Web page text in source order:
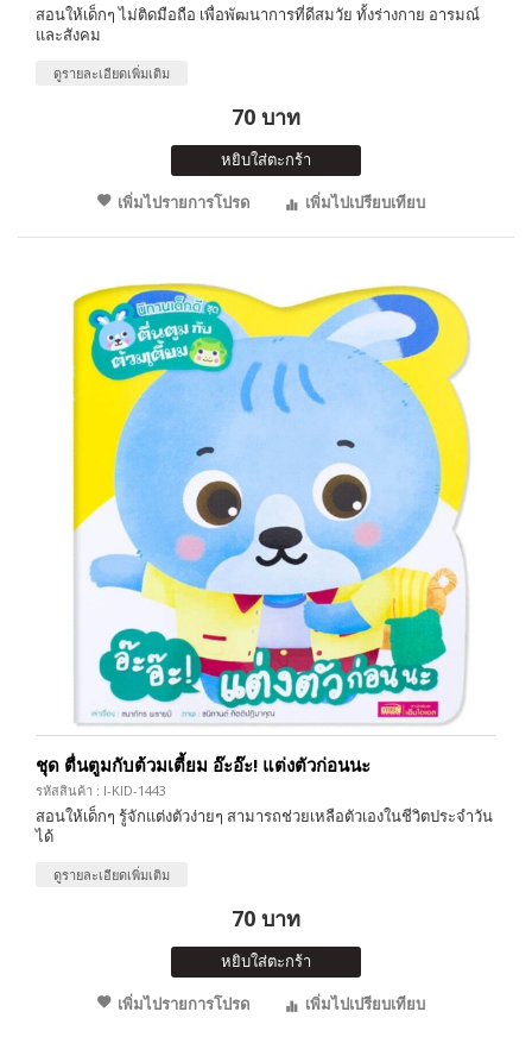
สอนให้เด็กๆ ไม่ติดมือถือ เพื่อพัฒนาการที่ดีสมวัย ทั้งร่างกาย อารมณ์
และสังคม
ดูรายละเอียดเพิ่มเติม
70 บาท
หยิบใส่ตะกร้า
เพิ่มไปรายการโปรด
เพิ่มไปเปรียบเทียบ
ชุด ตื่นตูมกับต้วมเตี้ยม อ๊ะอ๊ะ! แต่งตัวก่อนนะ
รหัสสินค้า : I-KID-1443
สอนให้เด็กๆ รู้จักแต่งตัวง่ายๆ สามารถช่วยเหลือตัวเองในชีวิตประจำวัน
ได้
ดูรายละเอียดเพิ่มเติม
70 บาท
หยิบใส่ตะกร้า
เพิ่มไปรายการโปรด
เพิ่มไปเปรียบเทียบ